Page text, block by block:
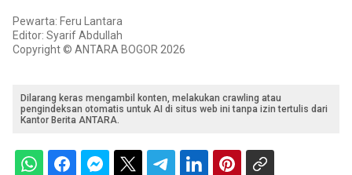
Pewarta: Feru Lantara
Editor: Syarif Abdullah
Copyright © ANTARA BOGOR 2026
Dilarang keras mengambil konten, melakukan crawling atau
pengindeksan otomatis untuk AI di situs web ini tanpa izin tertulis dari
Kantor Berita ANTARA.